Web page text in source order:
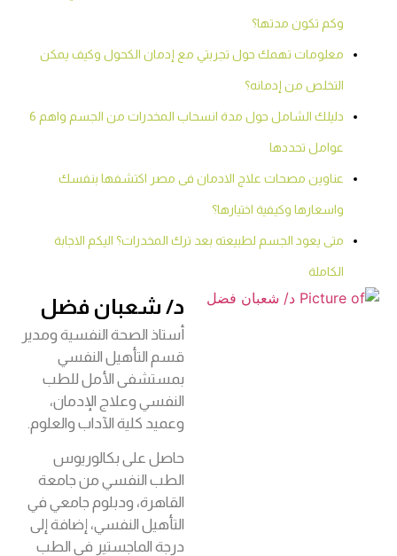
وكم تكون مدتها؟
معلومات تهمك حول تجربتي مع إدمان الكحول وكيف يمكن
التخلص من إدمانه؟
دليلك الشامل حول مدة انسحاب المخدرات من الجسم واهم 6
عوامل تحددها
عناوين مصحات علاج الادمان فى مصر اكتشفها بنفسك
واسعارها وكيفية اختيارها؟
متى يعود الجسم لطبيعته بعد ترك المخدرات؟ اليكم الاجابة
الكاملة
د/ شعبان فضل
أستاذ الصحة النفسية ومدير
قسم التأهيل النفسي
بمستشفى الأمل للطب
النفسي وعلاج الإدمان،
وعميد كلية الآداب والعلوم.
حاصل على بكالوريوس
الطب النفسي من جامعة
القاهرة، ودبلوم جامعي في
التأهيل النفسي، إضافة إلى
درجة الماجستير في الطب